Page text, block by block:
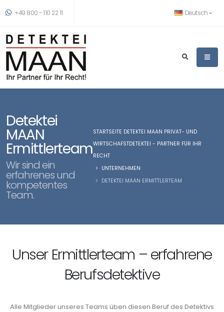
+49 800 - 110 22 11 Deutsch
Detektei
MAAN
Ermittlerteam
Wir sind ein
erfahrenes und
kompetentes
Team.
STARTSEITE DETEKTEI MAAN PRIVAT- UND
WIRTSCHAFSTDETEKTEI - PARTNER FÜR IHR
RECHT
UNTERNEHMEN
DETEKTEI MAAN ERMITTLERTEAM
Unser Ermittlerteam – erfahrene
Berufsdetektive
Alle Mitglieder unseres Teams üben diesen Beruf des Detektivs